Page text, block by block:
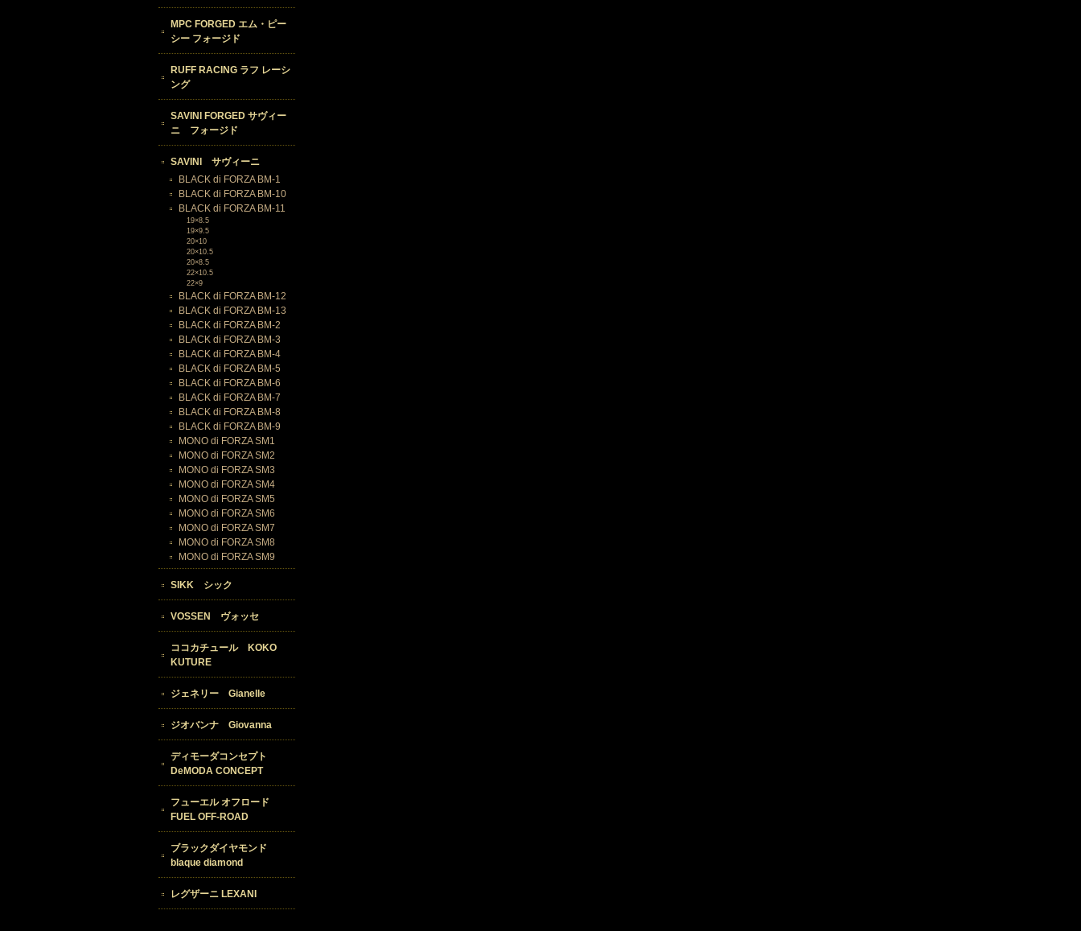
MPC FORGED エム・ピー
シー フォージド
RUFF RACING ラフ レーシ
ング
SAVINI FORGED サヴィー
ニ フォージド
SAVINI サヴィーニ
BLACK di FORZA BM-1
BLACK di FORZA BM-10
BLACK di FORZA BM-11
19×8.5
19×9.5
20×10
20×10.5
20×8.5
22×10.5
22×9
BLACK di FORZA BM-12
BLACK di FORZA BM-13
BLACK di FORZA BM-2
BLACK di FORZA BM-3
BLACK di FORZA BM-4
BLACK di FORZA BM-5
BLACK di FORZA BM-6
BLACK di FORZA BM-7
BLACK di FORZA BM-8
BLACK di FORZA BM-9
MONO di FORZA SM1
MONO di FORZA SM2
MONO di FORZA SM3
MONO di FORZA SM4
MONO di FORZA SM5
MONO di FORZA SM6
MONO di FORZA SM7
MONO di FORZA SM8
MONO di FORZA SM9
SIKK シック
VOSSEN ヴォッセ
ココカチュール KOKO
KUTURE
ジェネリー Gianelle
ジオバンナ Giovanna
ディモーダコンセプト
DeMODA CONCEPT
フューエル オフロード
FUEL OFF-ROAD
ブラックダイヤモンド
blaque diamond
レグザーニ LEXANI